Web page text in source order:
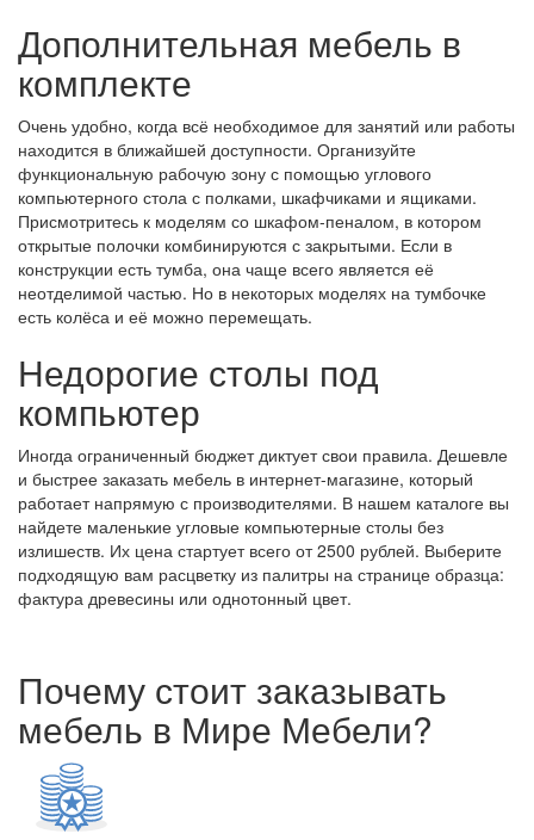
Дополнительная мебель в
комплекте
Очень удобно, когда всё необходимое для занятий или работы
находится в ближайшей доступности. Организуйте
функциональную рабочую зону с помощью углового
компьютерного стола с полками, шкафчиками и ящиками.
Присмотритесь к моделям со шкафом-пеналом, в котором
открытые полочки комбинируются с закрытыми. Если в
конструкции есть тумба, она чаще всего является её
неотделимой частью. Но в некоторых моделях на тумбочке
есть колёса и её можно перемещать.
Недорогие столы под
компьютер
Иногда ограниченный бюджет диктует свои правила. Дешевле
и быстрее заказать мебель в интернет-магазине, который
работает напрямую с производителями. В нашем каталоге вы
найдете маленькие угловые компьютерные столы без
излишеств. Их цена стартует всего от 2500 рублей. Выберите
подходящую вам расцветку из палитры на странице образца:
фактура древесины или однотонный цвет.
Почему стоит заказывать
мебель в Мире Мебели?